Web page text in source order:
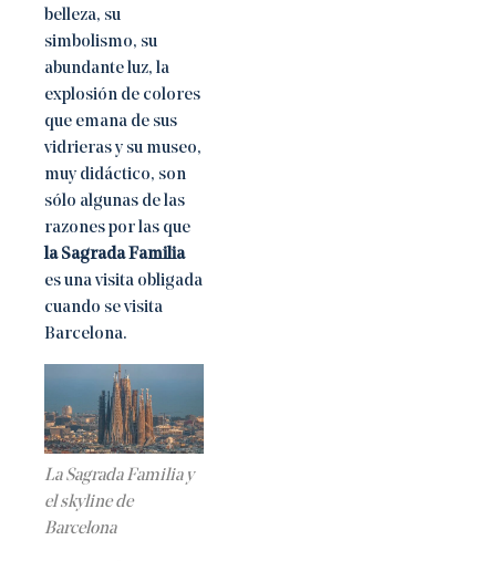
belleza, su
simbolismo, su
abundante luz, la
explosión de colores
que emana de sus
vidrieras y su museo,
muy didáctico, son
sólo algunas de las
razones por las que
la Sagrada Familia
es una visita obligada
cuando se visita
Barcelona.
La Sagrada Familia y
el skyline de
Barcelona